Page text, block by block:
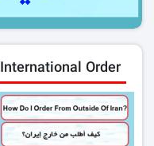
International Order